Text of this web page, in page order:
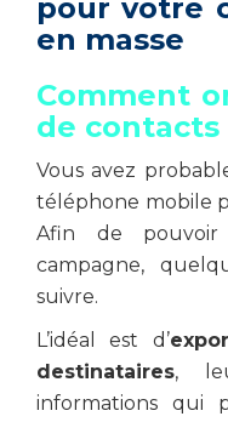
pour votre
en masse
Comment
de contacts
Vous avez
téléphone mobile
Afin de
campagne,
suivre.
L’idéal est d’
destinataires,
informations qui